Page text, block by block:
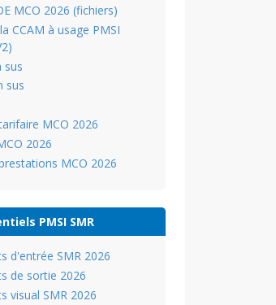
MCO 2026 (fichiers)
CCAM à usage PMSI
sus
sus
MCO 2026
2026
MCO 2026
PMSI SMR
d'entrée SMR 2026
de sortie 2026
visual SMR 2026